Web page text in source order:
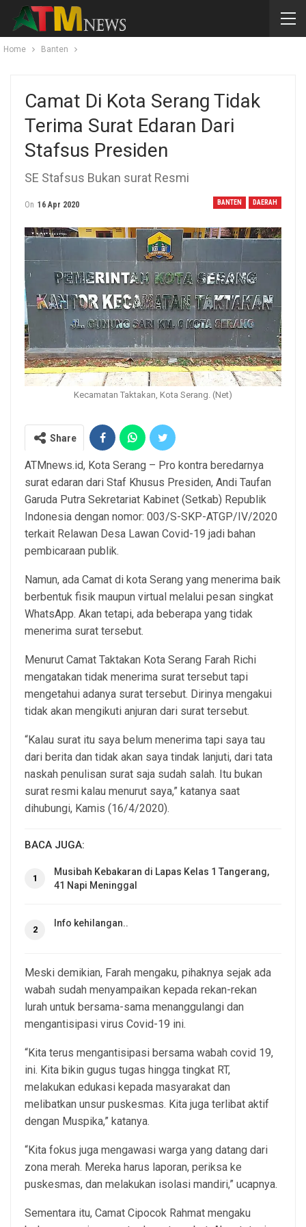
Home Banten
Camat Di Kota Serang Tidak
Terima Surat Edaran Dari
Stafsus Presiden
SE Stafsus Bukan surat Resmi
BANTEN DAERAH
On 16 Apr 2020
Kecamatan Taktakan, Kota Serang. (Net)
Share
ATMnews.id, Kota Serang – Pro kontra beredarnya
surat edaran dari Staf Khusus Presiden, Andi Taufan
Garuda Putra Sekretariat Kabinet (Setkab) Republik
Indonesia dengan nomor: 003/S-SKP-ATGP/IV/2020
terkait Relawan Desa Lawan Covid-19 jadi bahan
pembicaraan publik.
Namun, ada Camat di kota Serang yang menerima baik
berbentuk fisik maupun virtual melalui pesan singkat
WhatsApp. Akan tetapi, ada beberapa yang tidak
menerima surat tersebut.
Menurut Camat Taktakan Kota Serang Farah Richi
mengatakan tidak menerima surat tersebut tapi
mengetahui adanya surat tersebut. Dirinya mengakui
tidak akan mengikuti anjuran dari surat tersebut.
“Kalau surat itu saya belum menerima tapi saya tau
dari berita dan tidak akan saya tindak lanjuti, dari tata
naskah penulisan surat saja sudah salah. Itu bukan
surat resmi kalau menurut saya,” katanya saat
dihubungi, Kamis (16/4/2020).
BACA JUGA:
1
Musibah Kebakaran di Lapas Kelas 1 Tangerang,
41 Napi Meninggal
2
Info kehilangan..
Meski demikian, Farah mengaku, pihaknya sejak ada
wabah sudah menyampaikan kepada rekan-rekan
lurah untuk bersama-sama menanggulangi dan
mengantisipasi virus Covid-19 ini.
“Kita terus mengantisipasi bersama wabah covid 19,
ini. Kita bikin gugus tugas hingga tingkat RT,
melakukan edukasi kepada masyarakat dan
melibatkan unsur puskesmas. Kita juga terlibat aktif
dengan Muspika,” katanya.
“Kita fokus juga mengawasi warga yang datang dari
zona merah. Mereka harus laporan, periksa ke
puskesmas, dan melakukan isolasi mandiri,” ucapnya.
Sementara itu, Camat Cipocok Rahmat mengaku